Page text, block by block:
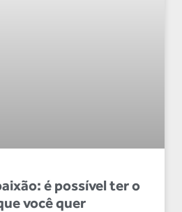
é possível ter o
você quer